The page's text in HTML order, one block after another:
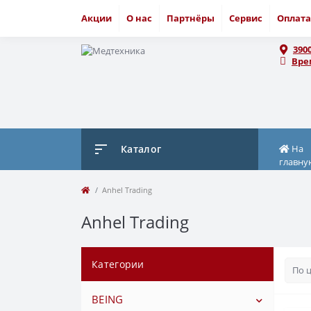
Акции О нас Партнёры Сервис
Каталог
На
Anhel Trading
Anhel Trading
Категории
BEING